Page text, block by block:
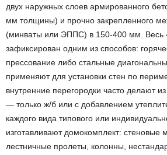
двух наружных слоев армированного
мм толщины) и прочно закрепленного
(минваты или ЭППС) в 150-400 мм. Весь
зафиксирован одним из способов:
прессование либо стальные
применяют для установки стен по
внутренние перегородки часто делают
— только ж/б или с добавлением
каждого вида типового или
изготавливают домокомплект: стеновые
лестничные пролеты, колонны,